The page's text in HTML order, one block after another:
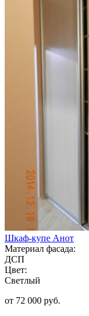
Шкаф-купе Анот
Материал фасада:
ДСП
Цвет:
Светлый
от 72 000 руб.